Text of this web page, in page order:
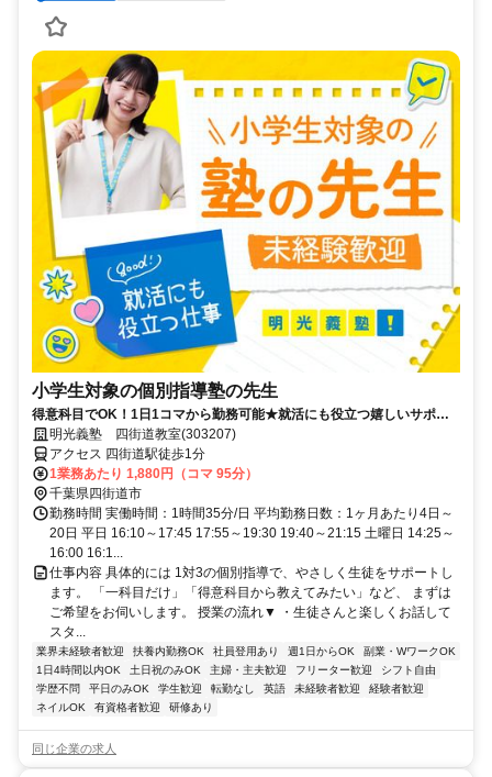
小学生対象の個別指導塾の先生
得意科目でOK！1日1コマから勤務可能★就活にも役立つ嬉しいサポー
トあり！ミドル・シニアも活躍中
明光義塾 四街道教室(303207)
アクセス 四街道駅徒歩1分
1業務あたり 1,880円（コマ 95分）
千葉県四街道市
勤務時間 実働時間：1時間35分/日 平均勤務日数：1ヶ月あたり4日～
20日 平日 16:10～17:45 17:55～19:30 19:40～21:15 土曜日 14:25～
16:00 16:1...
仕事内容 具体的には 1対3の個別指導で、やさしく生徒をサポートし
ます。 「一科目だけ」「得意科目から教えてみたい」など、 まずは
ご希望をお伺いします。 授業の流れ▼ ・生徒さんと楽しくお話して
スタ...
業界未経験者歓迎 扶養内勤務OK 社員登用あり 週1日からOK
副業・WワークOK
1日4時間以内OK
土日祝のみOK 主婦・主夫歓迎 フリーター歓迎
シフト自由
学歴不問
平日のみOK 学生歓迎 転勤なし 英語 未経験者歓迎
経験者歓迎
ネイルOK
有資格者歓迎 研修あり
同じ企業の求人